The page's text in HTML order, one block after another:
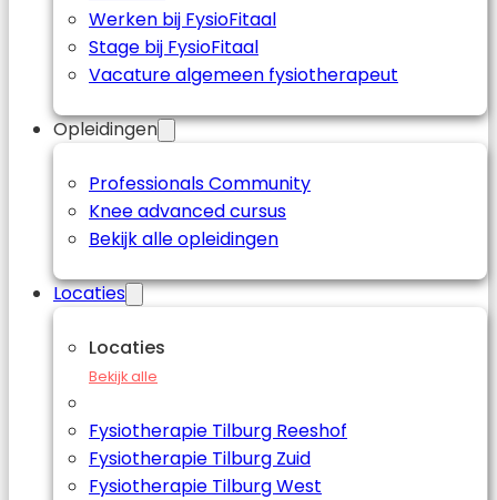
Werken bij FysioFitaal
Stage bij FysioFitaal
Vacature algemeen fysiotherapeut
Opleidingen
Professionals Community
Knee advanced cursus
Bekijk alle opleidingen
Locaties
Locaties
Bekijk alle
Fysiotherapie Tilburg Reeshof
Fysiotherapie Tilburg Zuid
Fysiotherapie Tilburg West